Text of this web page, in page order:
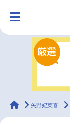
ラジオ
animateTimes
矢野妃菜喜